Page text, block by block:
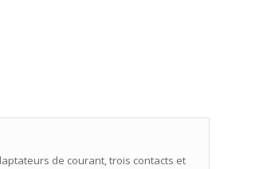
de courant, trois contacts et